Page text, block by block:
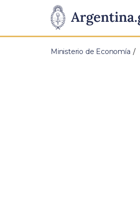
Presidencia
de
Pasar al contenido principal
Ministerio de Economía